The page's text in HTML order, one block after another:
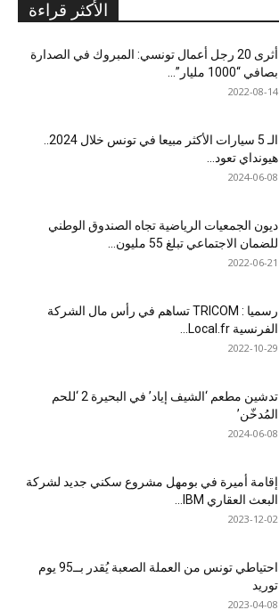
الأكثر قراءة
أثرى 20 رجل أعمال تونسي: المبروك في الصدارة
بصافي “1000 مليار”...
2022-08-14
هيونداي تعود...
2024-06-08
ديون الجمعيات الرياضية تجاه الصندوق الوطني
للضمان الاجتماعي تبلغ 55 مليون...
2022-06-21
رسميا : TRICOM تساهم في رأس مال الشركة
الفرنسية Local.fr...
2022-10-29
تدشين مطعم ‘الشيف إياد’ في البحيرة 2 ‘للحم
المُدخّن’
2024-06-08
إقامة أميرة في بومهل مشروع سكني جديد لشركة
البعث العقاري IBM...
2023-12-02
احتياطي تونس من العملة الصعبة يُقدر بــ95 يوم
توريد
2023-04-08